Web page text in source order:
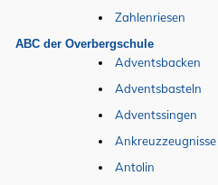
Zahlenriesen
ABC der Overbergschule
Adventsbacken
Adventsbasteln
Adventssingen
Ankreuzzeugnisse
Antolin